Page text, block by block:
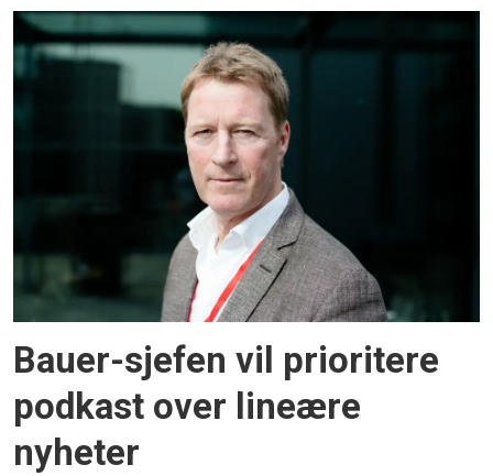
Bauer-sjefen vil prioritere
podkast over lineære
nyheter